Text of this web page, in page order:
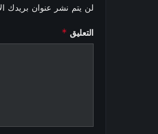
لن يتم نشر عنوان بريدك
التعليق *